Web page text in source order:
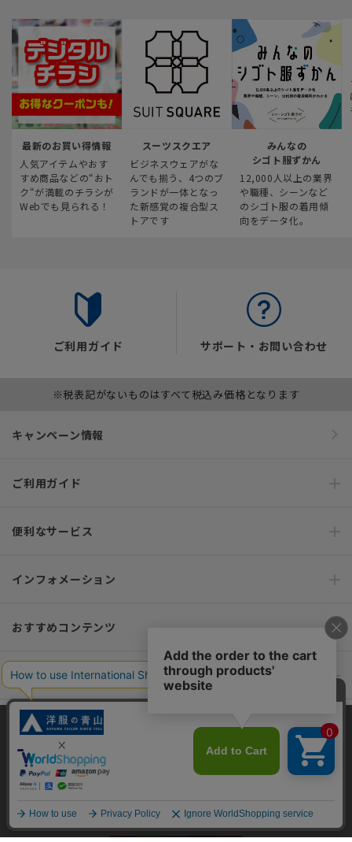
最新のお買い得情報
人気アイテムやおす
すめ商品などの“おト
ク“が満載のチラシが
Webでも見られる！
スーツスクエア
ビジネスウェアがな
んでも揃う、4つのブ
ランドが一体となっ
た新感覚の複合型ス
トアです
みんなの
シゴト服ずかん
12,000人以上の業界
や職種、シーンなど
のシゴト服の着用傾
向をデータ化。
ご利用ガイド サポート・お問い合わせ
※税表記がないものはすべて税込み価格となります
キャンペーン情報
ご利用ガイド
便利なサービス
インフォメーション
おすすめコンテンツ
ポリシー・企業情報
オーダースーツなら SHITATE
OFFICIAL SNS
当サイトでは、快適な閲覧体験とコンテンツ改善のためにCookieを使用
しています。閲覧を続けることで、Cookieの使用に同意したものとみな
します。詳細については
同意して閉じる